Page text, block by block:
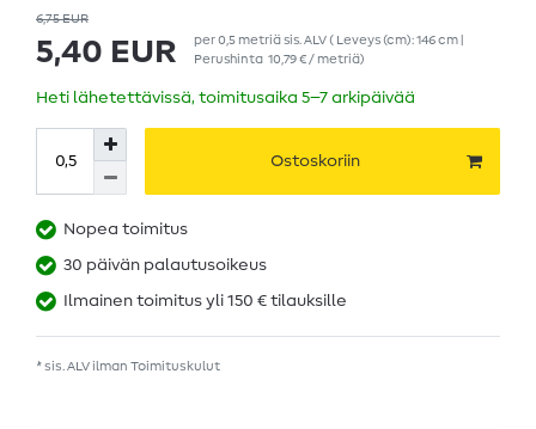
6,75 EUR
5,40 EUR per0,5 metriäsis. ALV( Leveys (cm): 146 cm |
Perushinta 10,79 € / metriä)
Heti lähetettävissä, toimitusaika 5–7 arkipäivää
Ostoskoriin
Nopea toimitus
30 päivän palautusoikeus
Ilmainen toimitus yli 150 € tilauksille
* sis. ALV ilman Toimituskulut